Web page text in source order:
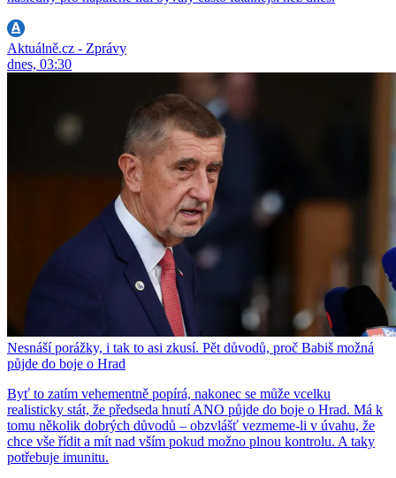
Aktuálně.cz - Zprávy
dnes, 03:30
Nesnáší porážky, i tak to asi zkusí. Pět důvodů, proč Babiš možná
půjde do boje o Hrad
Byť to zatím vehementně popírá, nakonec se může vcelku
realisticky stát, že předseda hnutí ANO půjde do boje o Hrad. Má k
tomu několik dobrých důvodů – obzvlášť vezmeme-li v úvahu, že
chce vše řídit a mít nad vším pokud možno plnou kontrolu. A taky
potřebuje imunitu.